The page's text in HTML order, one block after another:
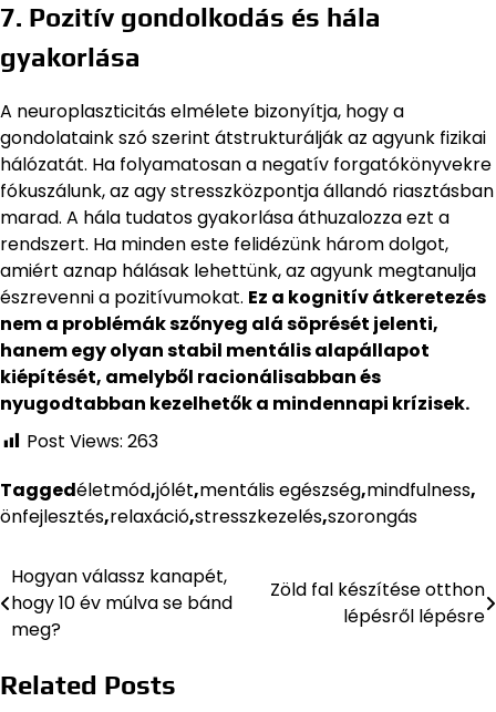
7. Pozitív gondolkodás és hála
gyakorlása
A neuroplaszticitás elmélete bizonyítja, hogy a
gondolataink szó szerint átstrukturálják az agyunk fizikai
hálózatát. Ha folyamatosan a negatív forgatókönyvekre
fókuszálunk, az agy stresszközpontja állandó riasztásban
marad. A hála tudatos gyakorlása áthuzalozza ezt a
rendszert. Ha minden este felidézünk három dolgot,
amiért aznap hálásak lehettünk, az agyunk megtanulja
észrevenni a pozitívumokat. Ez a kognitív átkeretezés
nem a problémák szőnyeg alá söprését jelenti,
hanem egy olyan stabil mentális alapállapot
kiépítését, amelyből racionálisabban és
nyugodtabban kezelhetők a mindennapi krízisek.
Post Views: 263
Taggedéletmód,jólét,mentális egészség,mindfulness,
önfejlesztés,relaxáció,stresszkezelés,szorongás
Bejegyzés
navigáció
Hogyan válassz kanapét,
hogy 10 év múlva se bánd
meg?
Zöld fal készítése otthon
lépésről lépésre
Related Posts